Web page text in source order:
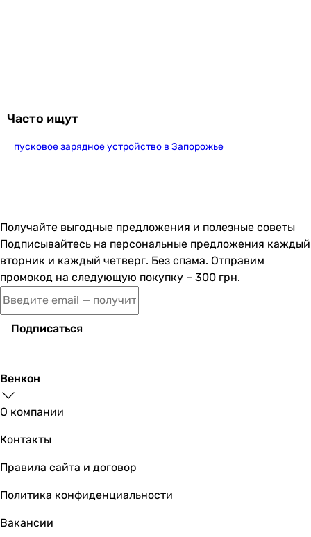
Сообщить об ошибке
Характеристики, комплектация и фотографии Maxxter MX-
Часто ищут
пусковое зарядное устройство в Запорожье
Получайте выгодные предложения и полезные советы
Подписывайтесь на персональные предложения каждый
вторник и каждый четверг. Без спама. Отправим
промокод на следующую покупку – 300 грн.
Подписаться
Венкон
О компании
Контакты
Правила сайта и договор
Политика конфиденциальности
Вакансии